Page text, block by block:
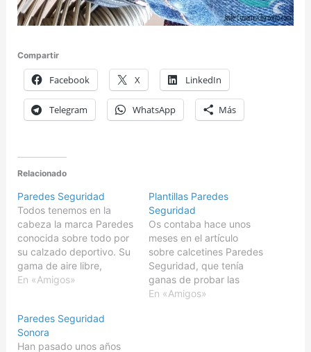
Compartir
Facebook X LinkedIn
Telegram WhatsApp Más
Relacionado
Paredes Seguridad
Todos tenemos en la
cabeza la marca Paredes
conocida sobre todo por
su calzado deportivo. Su
gama de aire libre,
lanzada a finales de los
por montañeros y
cazadores, como
productos especializados
En «Amigos»
Plantillas Paredes
Seguridad
Os contaba hace unos
meses en el artículo
sobre calcetines Paredes
Seguridad, que tenía
ganas de probar las
plantillas de Paredes
En «Amigos»
Paredes Seguridad
Sonora
Han pasado unos años